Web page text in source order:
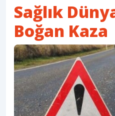
Sağlık
Boğan Kaza